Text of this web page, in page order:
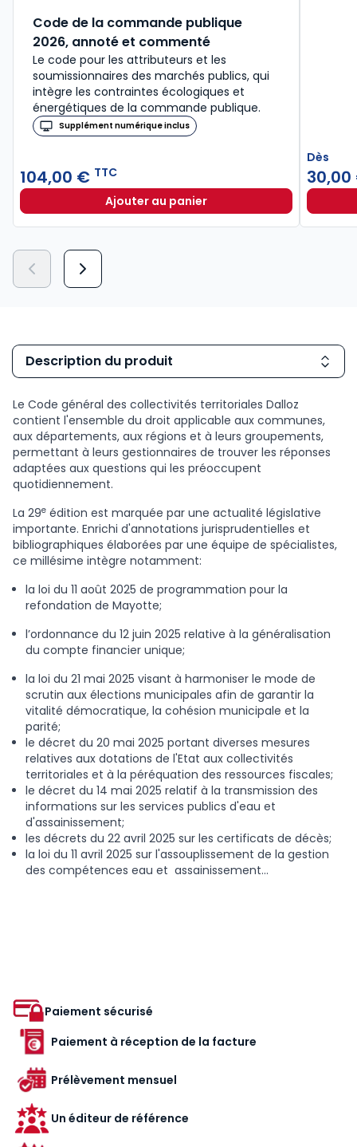
Code de la commande publique
2026, annoté et commenté
Le code pour les attributeurs et les
soumissionnaires des marchés publics, qui
intègre les contraintes écologiques et
énergétiques de la commande publique.
Supplément numérique inclus
104,00 € TTC
Ajouter au panierCode de la commande publique
Dès
Description du produit
Le Code général des collectivités territoriales Dalloz
contient l'ensemble du droit applicable aux communes,
aux départements, aux régions et à leurs groupements,
permettant à leurs gestionnaires de trouver les réponses
adaptées aux questions qui les préoccupent
quotidiennement.
La 29e édition est marquée par une actualité législative
importante. Enrichi d'annotations jurisprudentielles et
bibliographiques élaborées par une équipe de spécialistes,
ce millésime intègre notamment:
la loi du 11 août 2025 de programmation pour la
refondation de Mayotte;
l’ordonnance du 12 juin 2025 relative à la généralisation
du compte financier unique;
la loi du 21 mai 2025 visant à harmoniser le mode de
scrutin aux élections municipales afin de garantir la
vitalité démocratique, la cohésion municipale et la
parité;
le décret du 20 mai 2025 portant diverses mesures
relatives aux dotations de l'Etat aux collectivités
territoriales et à la péréquation des ressources fiscales;
le décret du 14 mai 2025 relatif à la transmission des
informations sur les services publics d'eau et
d'assainissement;
les décrets du 22 avril 2025 sur les certificats de décès;
la loi du 11 avril 2025 sur l'assouplissement de la gestion
des compétences eau et assainissement...
Paiement sécurisé
Paiement à réception de la facture
Prélèvement mensuel
Un éditeur de référence